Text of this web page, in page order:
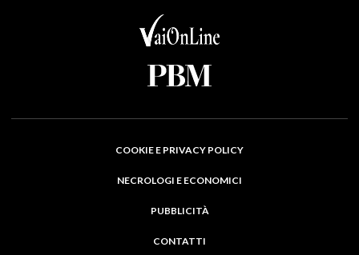
COOKIE E PRIVACY POLICY
NECROLOGI E ECONOMICI
PUBBLICITÀ
CONTATTI